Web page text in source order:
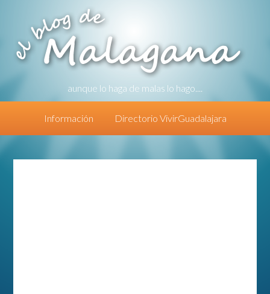
aunque lo haga de malas lo hago....
Información Directorio VivirGuadalajara